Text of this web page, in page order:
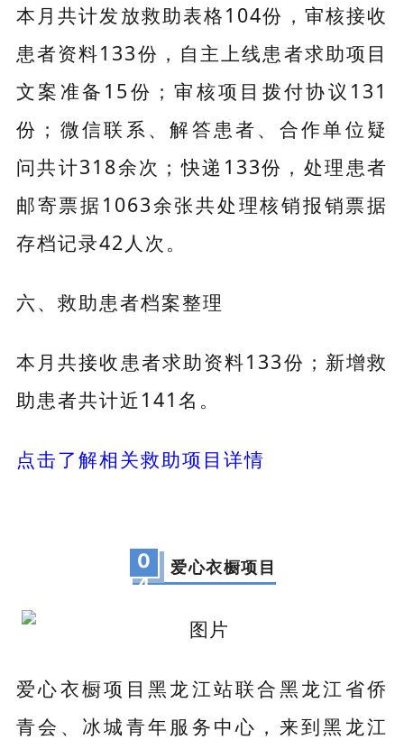
本月共计发放救助表格104份，审核接收
患者资料133份，自主上线患者求助项目
文案准备15份；审核项目拨付协议131
份；微信联系、解答患者、合作单位疑
问共计318余次；快递133份，处理患者
邮寄票据1063余张共处理核销报销票据
存档记录42人次。
六、救助患者档案整理
本月共接收患者求助资料133份；新增救
助患者共计近141名。
点击了解相关救助项目详情
0
4
爱心衣橱项目
爱心衣橱项目黑龙江站联合黑龙江省侨
青会、冰城青年服务中心，来到黑龙江